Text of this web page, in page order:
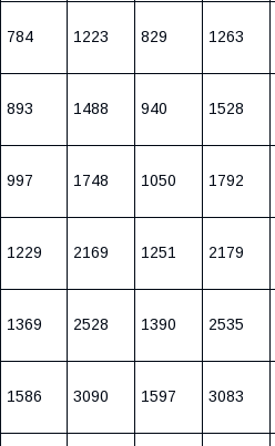
784 1223 829 1263
893 1488 940 1528
997 1748 1050 1792
1229 2169 1251 2179
1369 2528 1390 2535
1586 3090 1597 3083